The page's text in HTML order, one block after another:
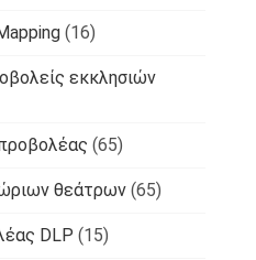
(16)
εκκλησιών
(65)
θεάτρων (65)
DLP (15)